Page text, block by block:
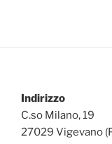
Indirizzo
C.so Milano, 19
27029 Vigevano